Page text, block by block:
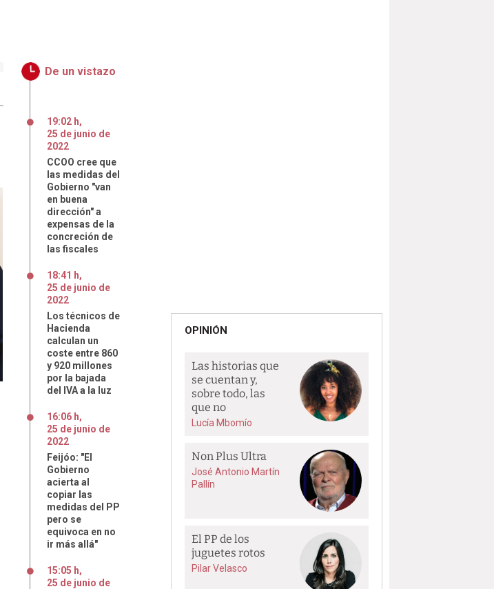
De un vistazo
19:02 h,
25 de junio de
2022
CCOO cree que
las medidas del
Gobierno "van
en buena
dirección" a
expensas de la
concreción de
las fiscales
18:41 h,
25 de junio de
2022
Los técnicos de
Hacienda
calculan un
coste entre 860
y 920 millones
por la bajada
del IVA a la luz
16:06 h,
25 de junio de
2022
Feijóo: "El
Gobierno
acierta al
copiar las
medidas del PP
pero se
equivoca en no
ir más allá"
15:05 h,
25 de junio de
OPINIÓN
Las historias que
se cuentan y,
sobre todo, las
que no
Lucía Mbomío
Non Plus Ultra
José Antonio Martín
Pallín
El PP de los
juguetes rotos
Pilar Velasco